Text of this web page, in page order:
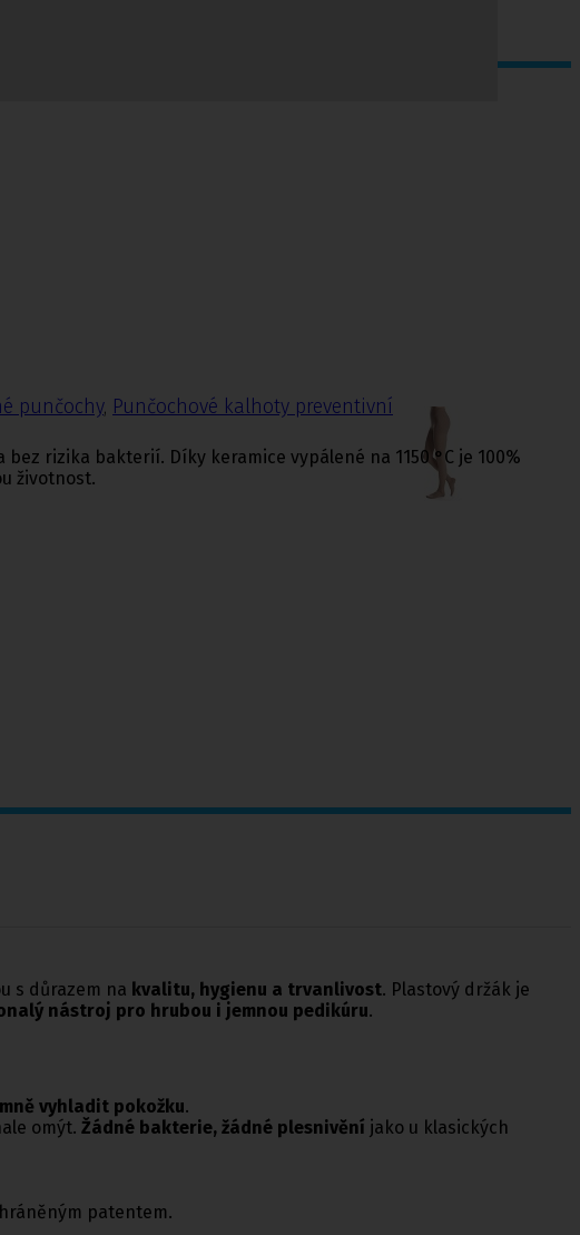
punčochy, Punčochové kalhoty preventivní
rizika bakterií. Díky keramice vypálené na 1150 °C je 100%
životnost.
s důrazem na kvalitu, hygienu a trvanlivost. Plastový držák je
nástroj pro hrubou i jemnou pedikúru.
vyhladit pokožku.
omýt. Žádné bakterie, žádné plesnivění jako u klasických
patentem.